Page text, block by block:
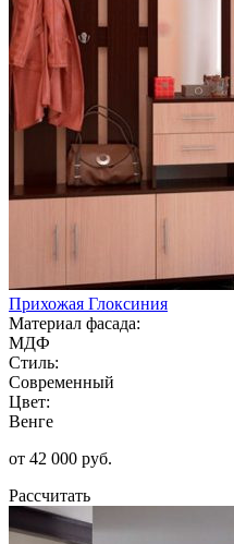
Прихожая Глоксиния
Материал фасада:
МДФ
Стиль:
Современный
Цвет:
Венге
от 42 000 руб.
Рассчитать